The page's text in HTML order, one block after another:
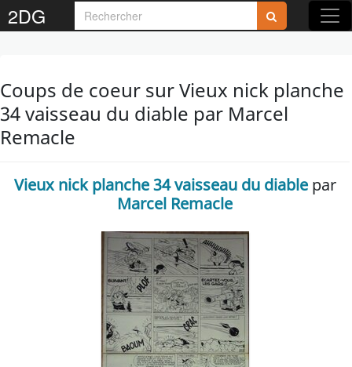
2DG
Coups de coeur sur Vieux nick planche
34 vaisseau du diable par Marcel
Remacle
Vieux nick planche 34 vaisseau du diablepar
Marcel Remacle